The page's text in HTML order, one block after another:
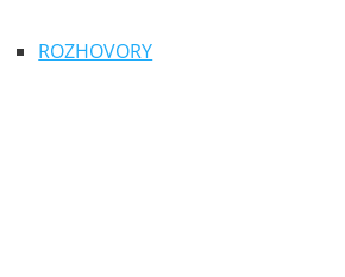
ROZHOVORY